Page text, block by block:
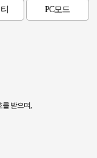
PC모드
받으며,